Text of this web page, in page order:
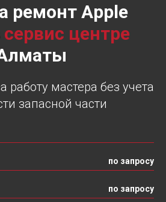
ремонт Apple
сервис центре
мастера без учета
запасной части
по запросу
по запросу